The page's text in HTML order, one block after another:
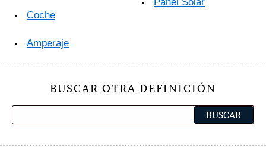
Coche
Amperaje
Panel Solar
BUSCAR OTRA DEFINICIÓN